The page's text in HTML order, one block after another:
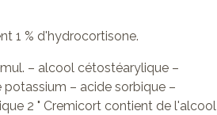
1 % d'hydrocortisone.
– alcool cétostéarylique –
– acide sorbique –
2 " Cremicort contient de l'alcool